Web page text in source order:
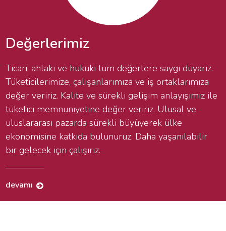
Değerlerimiz
Ticari, ahlaki ve hukuki tüm değerlere saygı duyarız.
Tüketicilerimize, çalışanlarımıza ve iş ortaklarımıza
değer veririz. Kalite ve sürekli gelişim anlayışımız ile
tüketici memnuniyetine değer veririz. Ulusal ve
uluslararası pazarda sürekli büyüyerek ülke
ekonomisine katkıda bulunuruz. Daha yaşanılabilir
bir gelecek için çalışırız.
devamı